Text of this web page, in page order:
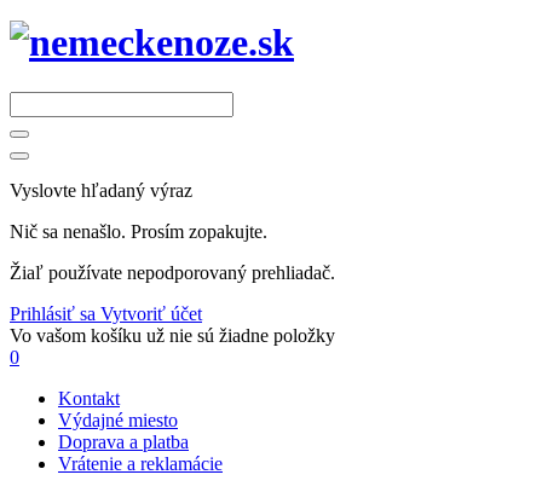
Vyslovte hľadaný výraz
Nič sa nenašlo. Prosím zopakujte.
Žiaľ používate nepodporovaný prehliadač.
Prihlásiť sa Vytvoriť účet
Vo vašom košíku už nie sú žiadne položky
0
Kontakt
Výdajné miesto
Doprava a platba
Vrátenie a reklamácie